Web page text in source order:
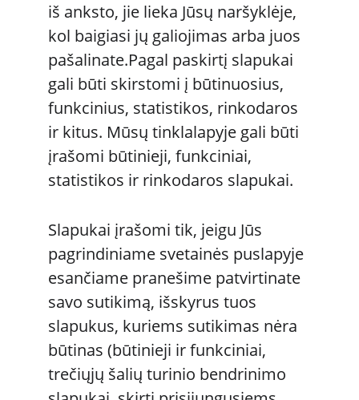
iš anksto, jie lieka Jūsų naršyklėje,
kol baigiasi jų galiojimas arba juos
pašalinate.Pagal paskirtį slapukai
gali būti skirstomi į būtinuosius,
funkcinius, statistikos, rinkodaros
ir kitus. Mūsų tinklalapyje gali būti
įrašomi būtinieji, funkciniai,
statistikos ir rinkodaros slapukai.
Slapukai įrašomi tik, jeigu Jūs
pagrindiniame svetainės puslapyje
esančiame pranešime patvirtinate
savo sutikimą, išskyrus tuos
slapukus, kuriems sutikimas nėra
būtinas (būtinieji ir funkciniai,
trečiųjų šalių turinio bendrinimo